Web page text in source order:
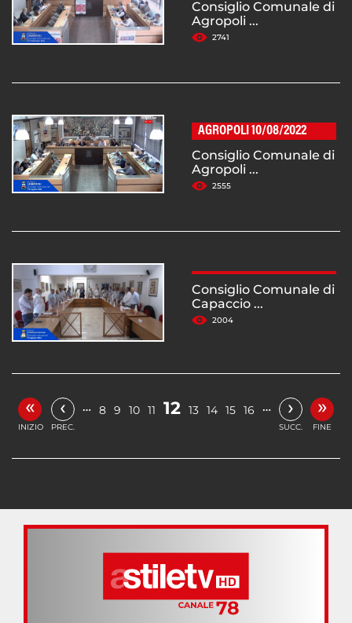
Consiglio Comunale di
Agropoli ...
2741
AGROPOLI 10/08/2022
Consiglio Comunale di
Agropoli ...
2555
Consiglio Comunale di
Capaccio ...
2004
«
INIZIO
‹
PREC.
… 8 9 10 11 12 13 14 15 16 … ›
SUCC.
»
FINE